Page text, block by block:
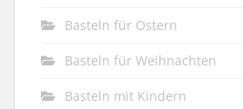
Basteln für Ostern
Basteln für Weihnachten
Basteln mit Kindern